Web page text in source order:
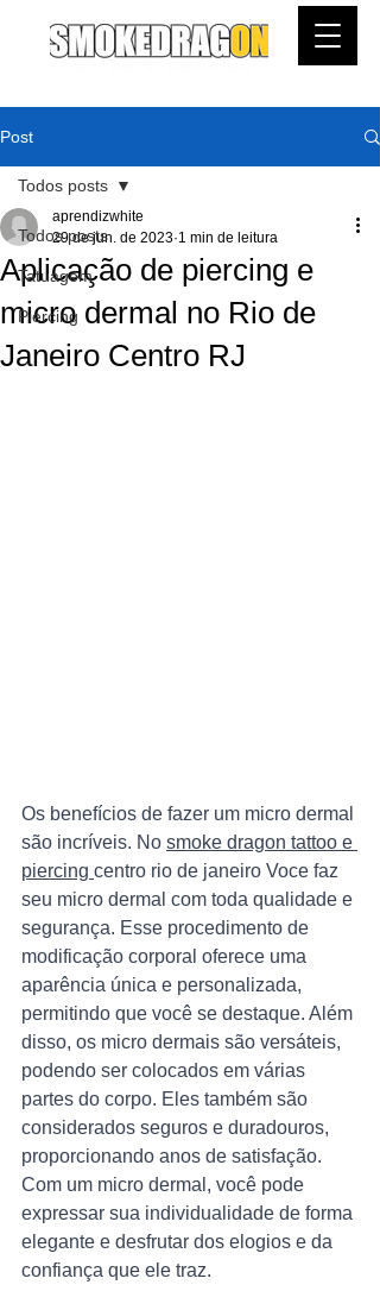
Post
Todos posts
Tatuagem
Piercing
Todos posts
Aplicação de piercing e
micro dermal no Rio de
Janeiro Centro RJ
aprendizwhite
29 de jun. de 2023 1 min de leitura
Os benefícios de fazer um micro dermal
são incríveis. No smoke dragon tattoo e
piercing centro rio de janeiro Voce faz
seu micro dermal com toda qualidade e
segurança. Esse procedimento de
modificação corporal oferece uma
aparência única e personalizada,
permitindo que você se destaque. Além
disso, os micro dermais são versáteis,
podendo ser colocados em várias
partes do corpo. Eles também são
considerados seguros e duradouros,
proporcionando anos de satisfação.
Com um micro dermal, você pode
expressar sua individualidade de forma
elegante e desfrutar dos elogios e da
confiança que ele traz.